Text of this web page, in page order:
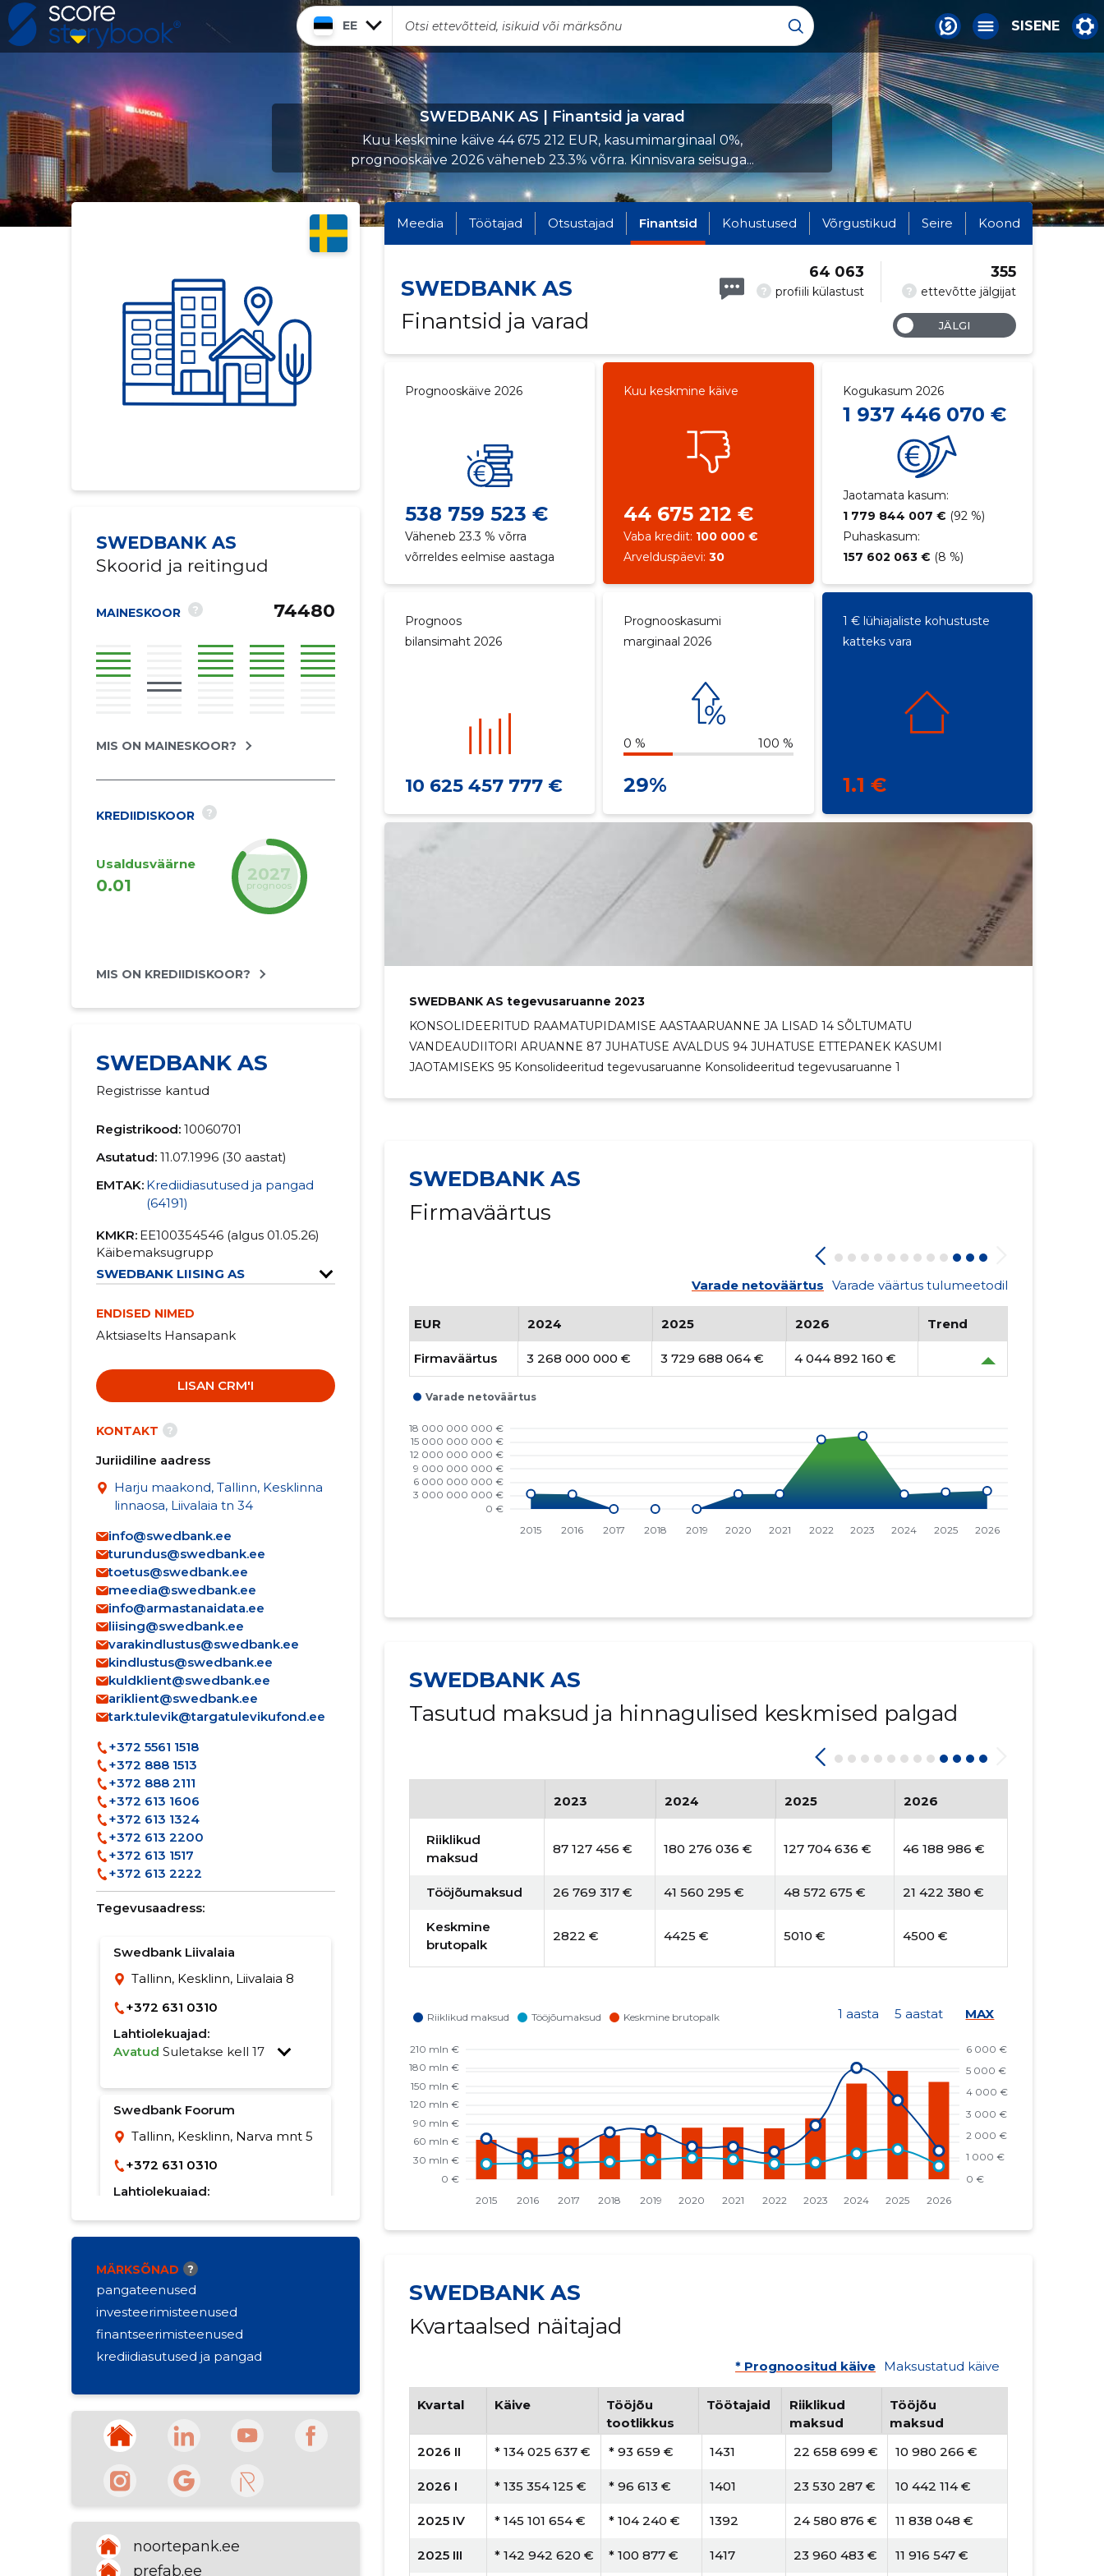
EE SISENE
SWEDBANK AS | Finantsid ja varad
Kuu keskmine käive 44 675 212 EUR, kasumimarginaal 0%,
prognooskäive 2026 väheneb 23.3% võrra. Kinnisvara seisuga...
SWEDBANK AS
Skoorid ja reitingud
MAINESKOOR ? 74480
MIS ON MAINESKOOR?
KREDIIDISKOOR ?
Usaldusväärne
0.01
2027
prognoos
MIS ON KREDIIDISKOOR?
SWEDBANK AS
Registrisse kantud
Registrikood: 10060701
Asutatud: 11.07.1996 (30 aastat)
EMTAK: Krediidiasutused ja pangad
(64191)
KMKR: EE100354546 (algus 01.05.26)
Käibemaksugrupp
SWEDBANK LIISING AS
ENDISED NIMED
Aktsiaselts Hansapank
LISAN CRM'I
KONTAKT ?
Juriidiline aadress
Harju maakond, Tallinn, Kesklinna
linnaosa, Liivalaia tn 34
info@swedbank.ee
turundus@swedbank.ee
toetus@swedbank.ee
meedia@swedbank.ee
info@armastanaidata.ee
liising@swedbank.ee
varakindlustus@swedbank.ee
kindlustus@swedbank.ee
kuldklient@swedbank.ee
ariklient@swedbank.ee
tark.tulevik@targatulevikufond.ee
+372 5561 1518
+372 888 1513
+372 888 2111
+372 613 1606
+372 613 1324
+372 613 2200
+372 613 1517
+372 613 2222
Tegevusaadress:
Swedbank Liivalaia
Tallinn, Kesklinn, Liivalaia 8
+372 631 0310
Lahtiolekuajad:
Avatud Suletakse kell 17
Swedbank Foorum
Tallinn, Kesklinn, Narva mnt 5
+372 631 0310
Lahtiolekuajad:
MÄRKSÕNAD ?
pangateenused
investeerimisteenused
finantseerimisteenused
krediidiasutused ja pangad
noortepank.ee
prefab.ee
Meedia Töötajad Otsustajad Finantsid Kohustused Võrgustikud Seire Koond
SWEDBANK AS
Finantsid ja varad
? profiili külastust
64 063
? ettevõtte jälgijat
355
JÄLGI
Prognooskäive 2026
538 759 523 €
Väheneb 23.3 % võrra
võrreldes eelmise aastaga
Kuu keskmine käive
44 675 212 €
Vaba krediit: 100 000 €
Arvelduspäevi:30
Kogukasum 2026
1 937 446 070 €
Jaotamata kasum:
1 779 844 007 € (92 %)
Puhaskasum:
157 602 063 € (8 %)
Prognoos
bilansimaht 2026
10 625 457 777 €
Prognooskasumi
marginaal 2026
0 % 100 %
29%
1 € lühiajaliste kohustuste
katteks vara
1.1 €
SWEDBANK AS tegevusaruanne 2023
KONSOLIDEERITUD RAAMATUPIDAMISE AASTAARUANNE JA LISAD 14 SÕLTUMATU
VANDEAUDIITORI ARUANNE 87 JUHATUSE AVALDUS 94 JUHATUSE ETTEPANEK KASUMI
JAOTAMISEKS 95 Konsolideeritud tegevusaruanne Konsolideeritud tegevusaruanne 1
SWEDBANK AS
Firmaväärtus
Varade netoväärtus Varade väärtus tulumeetodil
EUR 2024 2025 2026 Trend
Firmaväärtus 3 268 000 000 € 3 729 688 064 € 4 044 892 160 €
SWEDBANK AS
Tasutud maksud ja hinnagulised keskmised palgad
2023 2024 2025 2026
Riiklikud
maksud
87 127 456 € 180 276 036 € 127 704 636 € 46 188 986 €
Tööjõumaksud 26 769 317 € 41 560 295 € 48 572 675 € 21 422 380 €
Keskmine
brutopalk
2822 € 4425 € 5010 € 4500 €
1 aasta 5 aastat MAX
SWEDBANK AS
Kvartaalsed näitajad
* Prognoositud käive Maksustatud käive
Kvartal Käive
Tööjõu
tootlikkus
Töötajaid
Riiklikud
maksud
Tööjõu
maksud
2026 II
* 134 025 637 € * 93 659 € 1431 22 658 699 € 10 980 266 €
2026 I * 135 354 125 € * 96 613 € 1401 23 530 287 € 10 442 114 €
2025 IV * 145 101 654 € * 104 240 € 1392 24 580 876 € 11 838 048 €
2025 III * 142 942 620 € * 100 877 € 1417 23 960 483 € 11 916 547 €